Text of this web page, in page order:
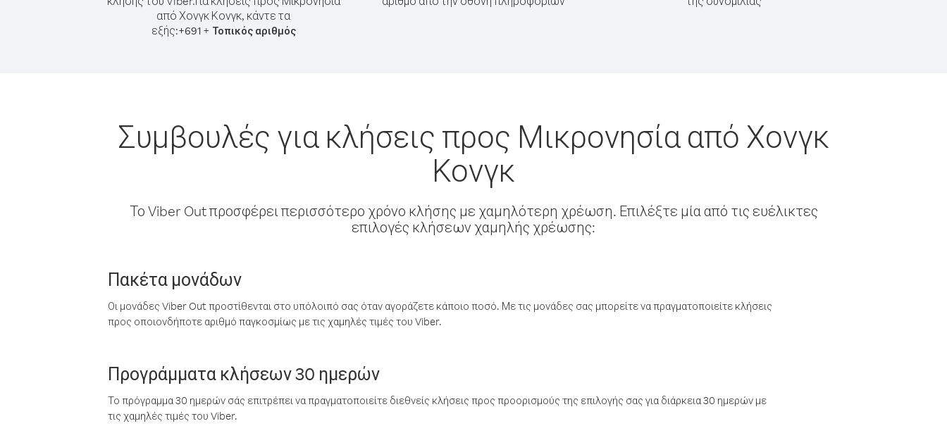
από Χονγκ Κονγκ, κάντε τα
εξής:+691+ Τοπικός αριθμός
Συμβουλές για κλήσεις προς Μικρονησία από Χονγκ
Κονγκ
Το Viber Out προσφέρει περισσότερο χρόνο κλήσης με χαμηλότερη χρέωση. Επιλέξτε μία από τις ευέλικτες
επιλογές κλήσεων χαμηλής χρέωσης:
Πακέτα μονάδων
Οι μονάδες Viber Out προστίθενται στο υπόλοιπό σας όταν αγοράζετε κάποιο ποσό. Με τις μονάδες σας μπορείτε να πραγματοποιείτε κλήσεις
προς οποιονδήποτε αριθμό παγκοσμίως με τις χαμηλές τιμές του Viber.
Προγράμματα κλήσεων 30 ημερών
Το πρόγραμμα 30 ημερών σάς επιτρέπει να πραγματοποιείτε διεθνείς κλήσεις προς προορισμούς της επιλογής σας για διάρκεια 30 ημερών με
τις χαμηλές τιμές του Viber.